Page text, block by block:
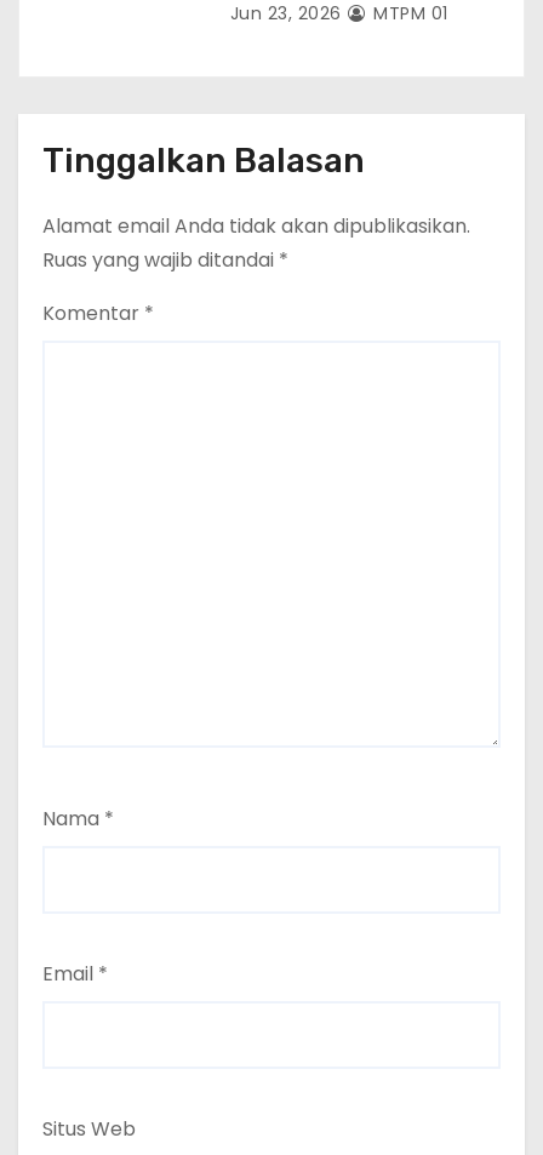
Jun 23, 2026 MTPM 01
Tinggalkan Balasan
Alamat email Anda tidak akan dipublikasikan.
Ruas yang wajib ditandai *
Komentar *
Nama *
Email *
Situs Web